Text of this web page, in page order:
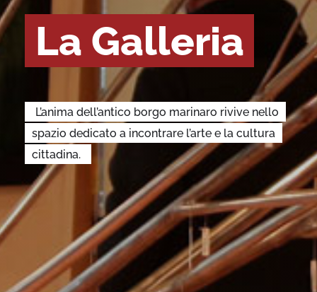
La Galleria
L’anima dell’antico borgo marinaro rivive nello
spazio dedicato a incontrare l’arte e la cultura
cittadina.